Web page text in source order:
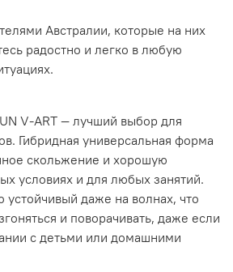
Австралии, которые на них
радостно и легко в любую
V-ART — лучший выбор для
Гибридная универсальная форма
скольжение и хорошую
условиях и для любых занятий.
даже на волнах, что
и поворачивать, даже если
с детьми или домашними